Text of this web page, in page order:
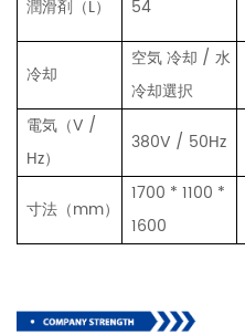
潤滑剤（L） 54
冷却
空気 冷却 / 水
冷却選択
電気（V /
Hz）
380V / 50Hz
寸法（mm）
1700 * 1100 *
1600